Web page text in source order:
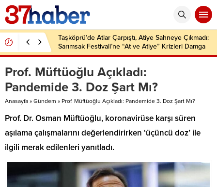
Taşköprü’de Atlar Çarpıştı, Atiye Sahneye Çıkmadı:
Sarımsak Festivali’ne “At ve Atiye” Krizleri Damga
Vurdu!
Prof. Müftüoğlu Açıkladı:
Pandemide 3. Doz Şart Mı?
Anasayfa » Gündem » Prof. Müftüoğlu Açıkladı: Pandemide 3. Doz Şart Mı?
Prof. Dr. Osman Müftüoğlu, koronavirüse karşı süren
aşılama çalışmalarını değerlendirirken ‘üçüncü doz’ ile
ilgili merak edilenleri yanıtladı.